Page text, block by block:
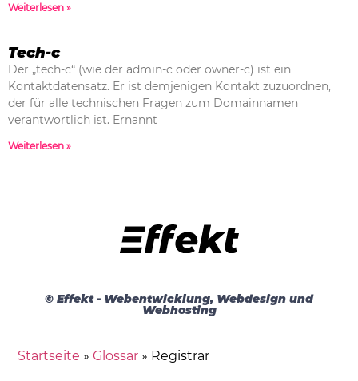
Weiterlesen »
Tech-c
Der „tech-c“ (wie der admin-c oder owner-c) ist ein
Kontaktdatensatz. Er ist demjenigen Kontakt zuzuordnen,
der für alle technischen Fragen zum Domainnamen
verantwortlich ist. Ernannt
Weiterlesen »
© Effekt - Webentwicklung, Webdesign und
Webhosting
Startseite »Glossar » Registrar